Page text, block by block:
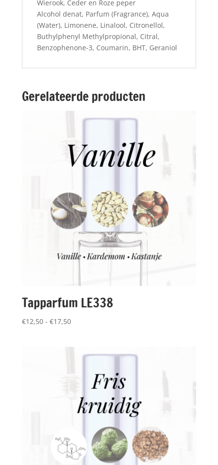
Wierook, Ceder en Roze peper
Alcohol denat, Parfum (Fragrance), Aqua
(Water), Limonene, Linalool, Citronellol,
Buthylphenyl Methylpropional, Citral,
Benzophenone-3, Coumarin, BHT, Geraniol
Gerelateerde producten
Tapparfum LE338
€12,50 - €17,50Prijsklasse:
€17,50